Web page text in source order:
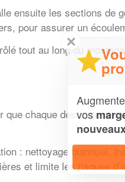
ensuite les sections de
pour assurer un
tout au long du montage.
que chaque descente
: nettoyage biannuel,
et limite les risques
Vous
Augmentez
vosmargestout
nouveaux
En